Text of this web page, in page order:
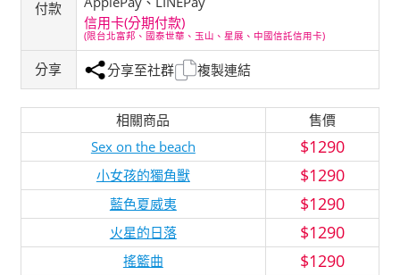
付款
信用卡(分期付款)
(限台北富邦、國泰世華、玉山、星展、中國信託信用卡)
分享 分享至社群 複製連結
相關商品
售價
Sex on the beach
$1290
小女孩的獨角獸 $1290
藍色夏威夷 $1290
火星的日落 $1290
搖籃曲 $1290